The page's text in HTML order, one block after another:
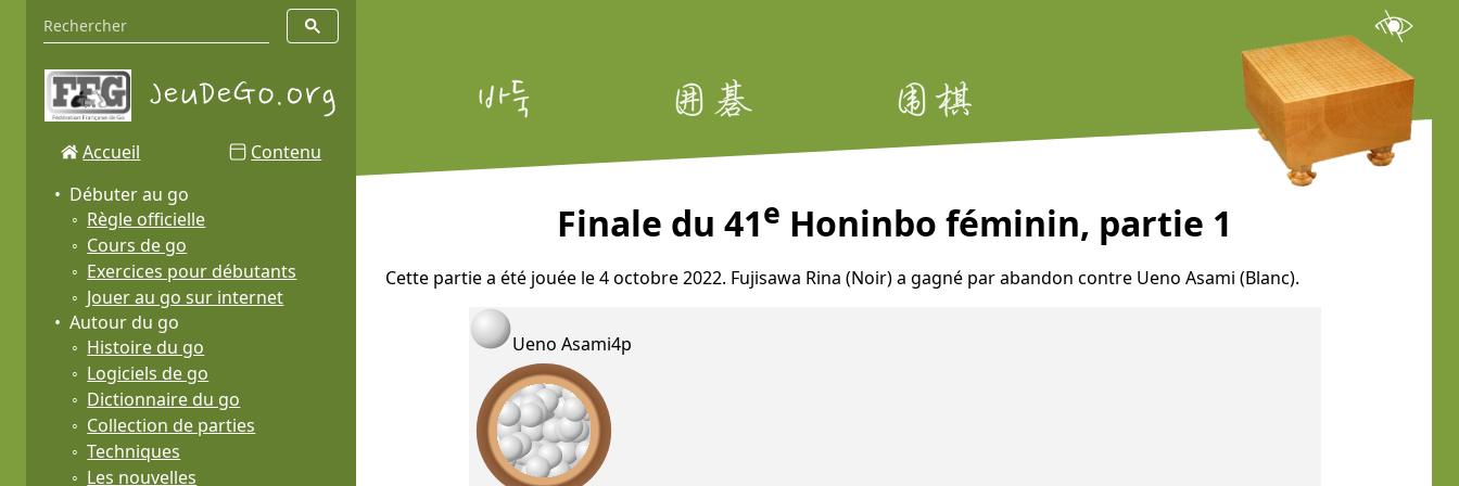
Accueil
Contenu
Débuter au go
Règle officielle
Cours de go
Exercices pour débutants
Jouer au go sur internet
Autour du go
Histoire du go
Logiciels de go
Dictionnaire du go
Collection de parties
Techniques
Les nouvelles
Finale du 41e Honinbo féminin, partie 1
Cette partie a été jouée le 4 octobre 2022. Fujisawa Rina (Noir) a gagné par abandon contre Ueno Asami (Blanc).
Ueno Asami4p